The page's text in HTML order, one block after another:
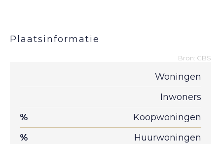
Woningen
Inwoners
%
Koopwoningen
%
Huurwoningen
Plaatsinformatie
Bron: CBS